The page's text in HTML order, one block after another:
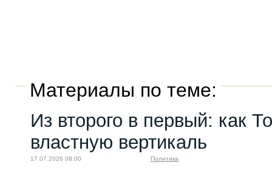
Материалы по теме:
Из второго в первый: как
властную вертикаль
17.07.2026 08:00 Политика